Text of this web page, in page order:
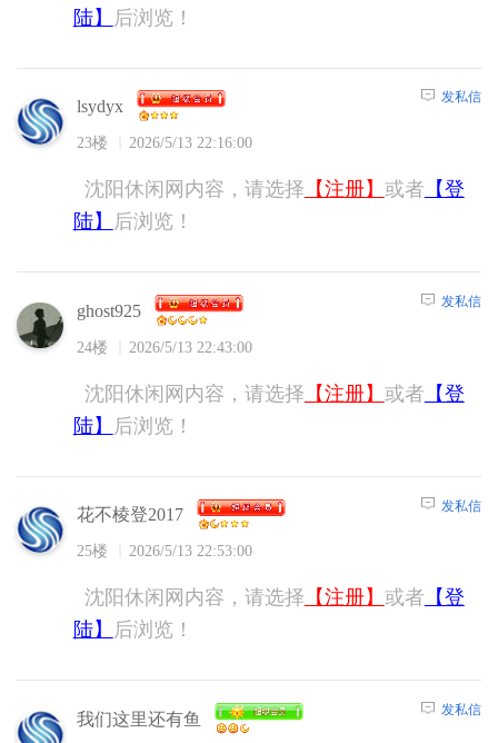
陆】
后浏览！
lsydyx
23楼 2026/5/13 22:16:00
发私信
沈阳休闲网内容，请选择 【注册】 或者 【登
陆】
后浏览！
ghost925
24楼 2026/5/13 22:43:00
发私信
沈阳休闲网内容，请选择 【注册】 或者 【登
陆】
后浏览！
花不棱登2017
25楼 2026/5/13 22:53:00
发私信
沈阳休闲网内容，请选择 【注册】 或者 【登
陆】
后浏览！
我们这里还有鱼 发私信